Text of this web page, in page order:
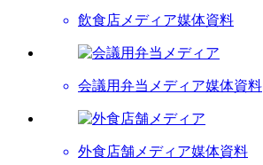
飲食店メディア媒体資料
会議用弁当メディア媒体資料
外食店舗メディア媒体資料